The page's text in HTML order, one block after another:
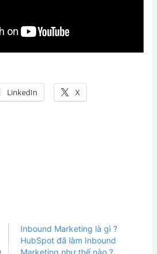
LinkedIn X
Inbound Marketing là gì ?
HubSpot đã làm Inbound
Marketing như thế nào ?